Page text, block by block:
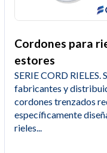
este
Cordones para
estores
SERIE CORD RIELES.
fabricantes y
cordones trenzados
específicamente
rieles...